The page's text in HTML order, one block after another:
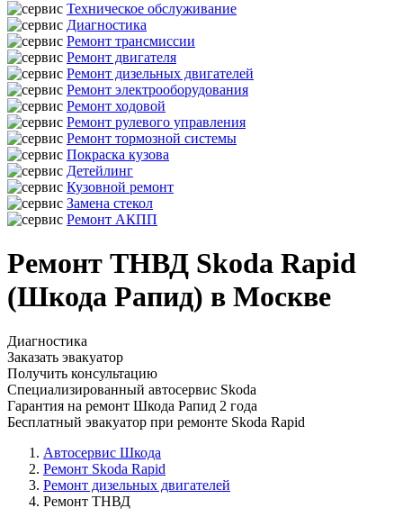
Техническое обслуживание
Диагностика
Ремонт трансмиссии
Ремонт двигателя
Ремонт дизельных двигателей
Ремонт электрооборудования
Ремонт ходовой
Ремонт рулевого управления
Ремонт тормозной системы
Покраска кузова
Детейлинг
Кузовной ремонт
Замена стекол
Ремонт АКПП
Ремонт ТНВД Skoda Rapid
(Шкода Рапид) в Москве
Диагностика
Заказать эвакуатор
Получить консультацию
Специализированный автосервис Skoda
Гарантия на ремонт Шкода Рапид 2 года
Бесплатный эвакуатор при ремонте Skoda Rapid
Автосервис Шкода
Ремонт Skoda Rapid
Ремонт дизельных двигателей
Ремонт ТНВД